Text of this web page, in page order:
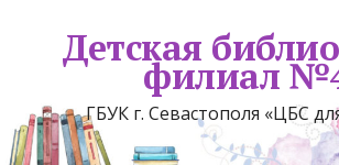
Детская
филиал
ГБУК г. Севастополя «ЦБС